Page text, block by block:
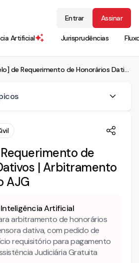
Artificial Jurisprudências
Entrar Assinar
[Modelo] de Requerimento de Honorários Dativos | Arbitramento e Pagamento AJG
de Honorários Dativos |
AJG
de
| Arbitramento
AJG
Artificial
arbitramento de honorários
dativa, com pedido de
requisitório para pagamento
Judiciária Gratuita